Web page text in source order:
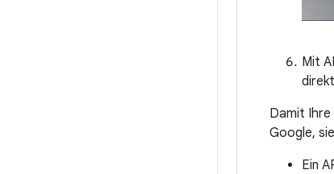
Mit
Damit
Google,
Ein